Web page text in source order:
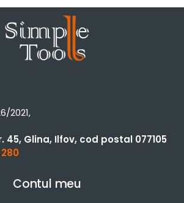
2021,
45, Glina, Ilfov, cod postal 077105
Contul meu